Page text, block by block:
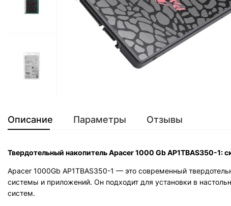
Описание Параметры Отзывы
Твердотельный накопитель Apacer 1000 Gb AP1TBAS350-1:
Apacer 1000Gb AP1TBAS350-1 — это современный
системы и приложений. Он подходит для установки в
систем.